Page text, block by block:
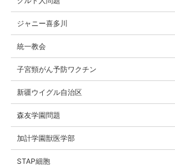
ジャニー喜多川
統一教会
子宮頸がん予防ワクチン
新疆ウイグル自治区
森友学園問題
加計学園獣医学部
STAP細胞